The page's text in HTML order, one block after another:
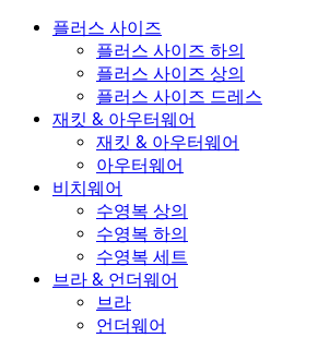
플러스 사이즈
플러스 사이즈 하의
플러스 사이즈 상의
플러스 사이즈 드레스
재킷 & 아우터웨어
재킷 & 아우터웨어
아우터웨어
비치웨어
수영복 상의
수영복 하의
수영복 세트
브라 & 언더웨어
브라
언더웨어